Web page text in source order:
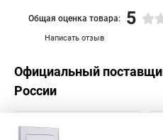
Написать отзыв
Общая оценка товара: 5
Официальный
России